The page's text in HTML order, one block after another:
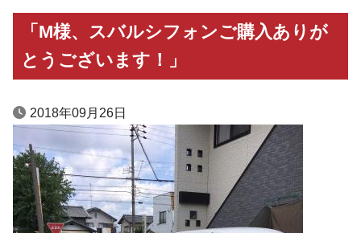
「M様、スバルシフォンご購入ありが
とうございます！」
2018年09月26日